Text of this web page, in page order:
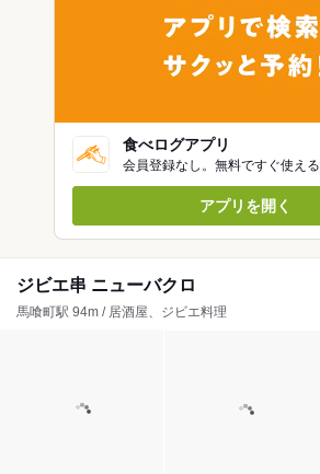
食べログアプリ
会員登録なし。無料ですぐ使える
アプリを開く
ジビエ串 ニューバクロ
馬喰町駅 94m / 居酒屋、ジビエ料理